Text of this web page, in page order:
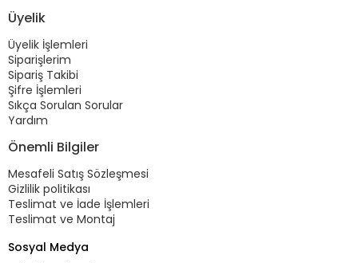
Üyelik
Üyelik İşlemleri
Siparişlerim
Sipariş Takibi
Şifre İşlemleri
Sıkça Sorulan Sorular
Yardım
Önemli Bilgiler
Mesafeli Satış Sözleşmesi
Gizlilik politikası
Teslimat ve İade İşlemleri
Teslimat ve Montaj
Sosyal Medya